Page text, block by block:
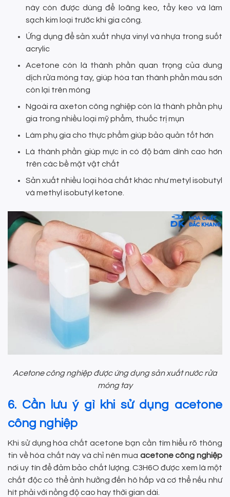
này còn được dùng để loãng keo, tẩy keo và làm
sạch kim loại trước khi gia công.
Ứng dụng để sản xuất nhựa vinyl và nhựa trong suốt
acrylic
Acetone còn là thành phần quan trọng của dung
dịch rửa móng tay, giúp hòa tan thành phần màu sơn
còn lại trên móng
Ngoài ra axeton công nghiệp còn là thành phần phụ
gia trong nhiều loại mỹ phẩm, thuốc trị mụn
Làm phụ gia cho thực phẩm giúp bảo quản tốt hơn
Là thành phần giúp mực in có độ bám dính cao hơn
trên các bề mặt vật chất
Sản xuất nhiều loại hóa chất khác như metyl isobutyl
và methyl isobutyl ketone.
Acetone công nghiệp được ứng dụng sản xuất nước rửa
móng tay
6. Cần lưu ý gì khi sử dụng acetone
công nghiệp
Khi sử dụng hóa chất acetone bạn cần tìm hiểu rõ thông
tin về hóa chất này và chỉ nên mua acetone công nghiệp
nơi uy tín để đảm bảo chất lượng. C3H6O được xem là một
chất độc có thể ảnh hưởng đến hô hấp và cơ thể nếu như
hít phải với nồng độ cao hay thời gian dài.